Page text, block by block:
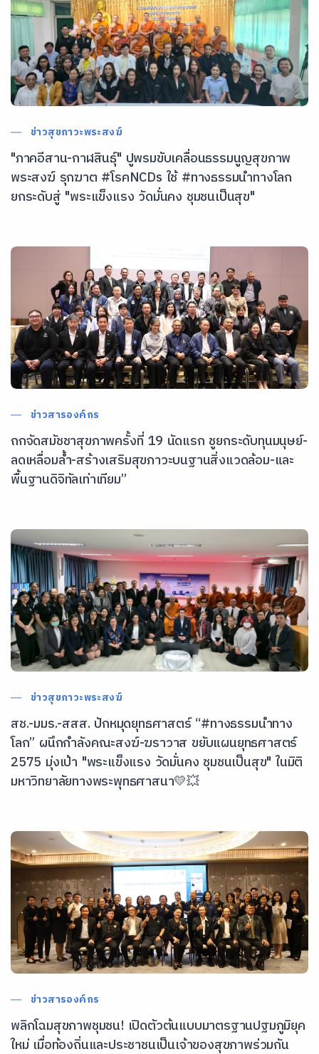
ข่าวสุขภาวะพระสงฆ์
"ภาคอีสาน-กาฬสินธุ์" ปูพรมขับเคลื่อนธรรมนูญสุขภาพ
พระสงฆ์ รุกฆาต #โรคNCDs ใช้ #ทางธรรมนำทางโลก
ยกระดับสู่ "พระแข็งแรง วัดมั่นคง ชุมชนเป็นสุข"
ข่าวสารองค์กร
ถกจัดสมัชชาสุขภาพครั้งที่ 19 นัดแรก ชูยกระดับทุนมนุษย์-
ลดเหลื่อมล้ำ-สร้างเสริมสุขภาวะบนฐานสิ่งแวดล้อม-และ
พื้นฐานดิจิทัลเท่าเทียม”
ข่าวสุขภาวะพระสงฆ์
สช.-มมร.-สสส. ปักหมุดยุทธศาสตร์ “#ทางธรรมนำทาง
โลก” ผนึกกำลังคณะสงฆ์-ฆราวาส ขยับแผนยุทธศาสตร์
2575 มุ่งเป้า "พระแข็งแรง วัดมั่นคง ชุมชนเป็นสุข" ในมิติ
มหาวิทยาลัยทางพระพุทธศาสนา💛​💥​
ข่าวสารองค์กร
พลิกโฉมสุขภาพชุมชน! เปิดตัวต้นแบบมาตรฐานปฐมภูมิยุค
ใหม่ เมื่อท้องถิ่นและประชาชนเป็นเจ้าของสุขภาพร่วมกัน